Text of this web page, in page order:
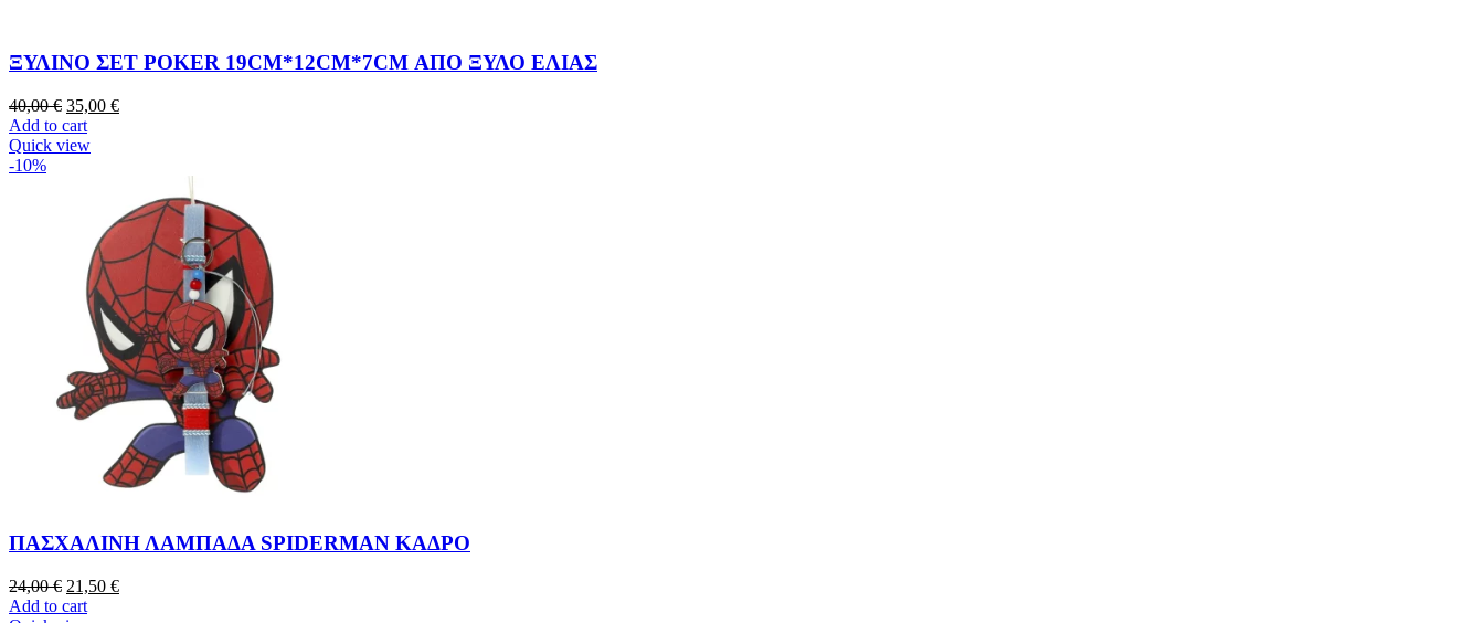
ΞΥΛΙΝΟ ΣΕΤ POKER 19CM*12CM*7CM ΑΠΟ ΞΥΛΟ ΕΛΙΑΣ
40,00€ 35,00 €
Add to cart
Quick view
-10%
ΠΑΣΧΑΛΙΝΗ ΛΑΜΠΑΔΑ SPIDERMAN ΚΑΔΡΟ
24,00€ 21,50 €
Add to cart